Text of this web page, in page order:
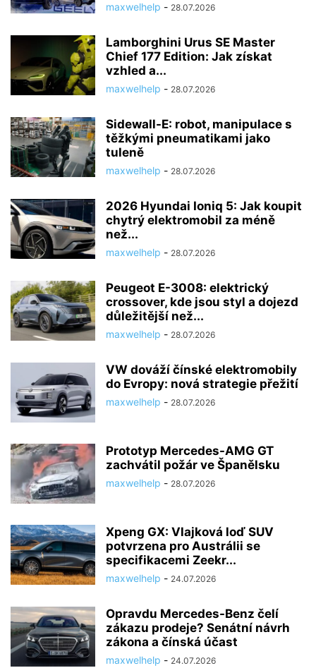
maxwelhelp - 28.07.2026
Lamborghini Urus SE Master
Chief 177 Edition: Jak získat
vzhled a...
maxwelhelp - 28.07.2026
Sidewall-E: robot, manipulace s
těžkými pneumatikami jako
tuleně
maxwelhelp - 28.07.2026
2026 Hyundai Ioniq 5: Jak koupit
chytrý elektromobil za méně
než...
maxwelhelp - 28.07.2026
Peugeot E-3008: elektrický
crossover, kde jsou styl a dojezd
důležitější než...
maxwelhelp - 28.07.2026
VW dováží čínské elektromobily
do Evropy: nová strategie přežití
maxwelhelp - 28.07.2026
Prototyp Mercedes-AMG GT
zachvátil požár ve Španělsku
maxwelhelp - 28.07.2026
Xpeng GX: Vlajková loď SUV
potvrzena pro Austrálii se
specifikacemi Zeekr...
maxwelhelp - 24.07.2026
Opravdu Mercedes-Benz čelí
zákazu prodeje? Senátní návrh
zákona a čínská účast
maxwelhelp - 24.07.2026